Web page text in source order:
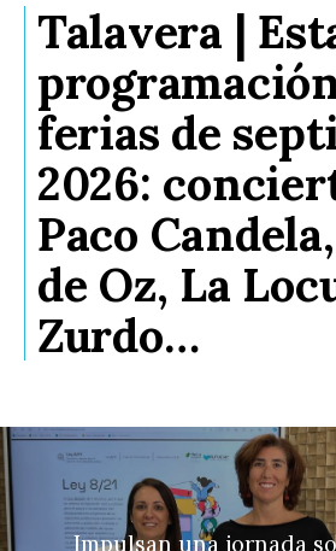
Talavera |
ferias de
2026:
Paco
de Oz, La
Zurdo…
Impulsan una jornada